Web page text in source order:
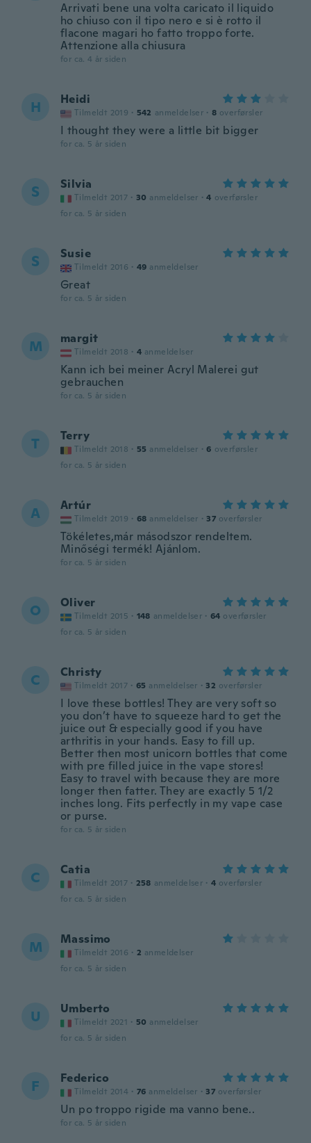
Arrivati bene una volta caricato il liquido
ho chiuso con il tipo nero e si è rotto il
flacone magari ho fatto troppo forte.
Attenzione alla chiusura
for ca. 4 år siden
H Heidi
Tilmeldt 2019 · 542 anmeldelser · 8 overførsler
I thought they were a little bit bigger
for ca. 5 år siden
S Silvia
Tilmeldt 2017 · 30 anmeldelser · 4 overførsler
for ca. 5 år siden
S Susie
Tilmeldt 2016 · 49 anmeldelser
Great
for ca. 5 år siden
M margit
Tilmeldt 2018 · 4 anmeldelser
Kann ich bei meiner Acryl Malerei gut
gebrauchen
for ca. 5 år siden
T Terry
Tilmeldt 2018 · 55 anmeldelser · 6 overførsler
for ca. 5 år siden
A Artúr
Tilmeldt 2019 · 68 anmeldelser · 37 overførsler
Tökéletes,már másodszor rendeltem.
Minőségi termék! Ajánlom.
for ca. 5 år siden
O Oliver
Tilmeldt 2015 · 148 anmeldelser · 64 overførsler
for ca. 5 år siden
C Christy
Tilmeldt 2017 · 65 anmeldelser · 32 overførsler
I love these bottles! They are very soft so
you don’t have to squeeze hard to get the
juice out & especially good if you have
arthritis in your hands. Easy to fill up.
Better then most unicorn bottles that come
with pre filled juice in the vape stores!
Easy to travel with because they are more
longer then fatter. They are exactly 5 1/2
inches long. Fits perfectly in my vape case
or purse.
for ca. 5 år siden
C Catia
Tilmeldt 2017 · 258 anmeldelser · 4 overførsler
for ca. 5 år siden
M Massimo
Tilmeldt 2016 · 2 anmeldelser
for ca. 5 år siden
U Umberto
Tilmeldt 2021 · 50 anmeldelser
for ca. 5 år siden
F Federico
Tilmeldt 2014 · 76 anmeldelser · 37 overførsler
Un po troppo rigide ma vanno bene..
for ca. 5 år siden